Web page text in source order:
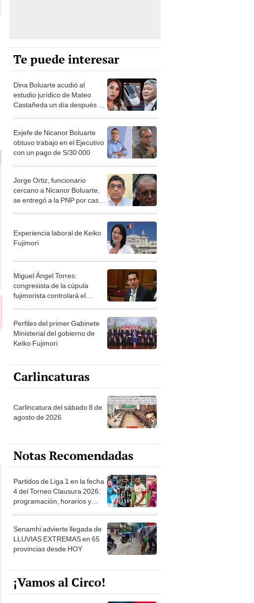
Te puede interesar
Dina Boluarte acudió al
estudio jurídico de Mateo
Castañeda un día después de
Exjefe de Nicanor Boluarte
obtuvo trabajo en el Ejecutivo
con un pago de S/30 000
Jorge Ortiz, funcionario
cercano a Nicanor Boluarte,
se entregó a la PNP por caso
Experiencia laboral de Keiko
Fujimori
Miguel Ángel Torres:
congresista de la cúpula
fujimorista controlará el
Perfiles del primer Gabinete
Ministerial del gobierno de
Keiko Fujimori
Carlincaturas
Carlincatura del sábado 8 de
agosto de 2026
Notas Recomendadas
Partidos de Liga 1 en la fecha
4 del Torneo Clausura 2026:
programación, horarios y
Senamhi advierte llegada de
LLUVIAS EXTREMAS en 65
provincias desde HOY
¡Vamos al Circo!